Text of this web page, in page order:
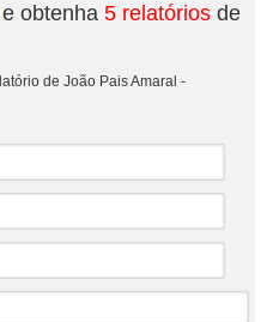
e obtenha 5 relatórios de
de João Pais Amaral -